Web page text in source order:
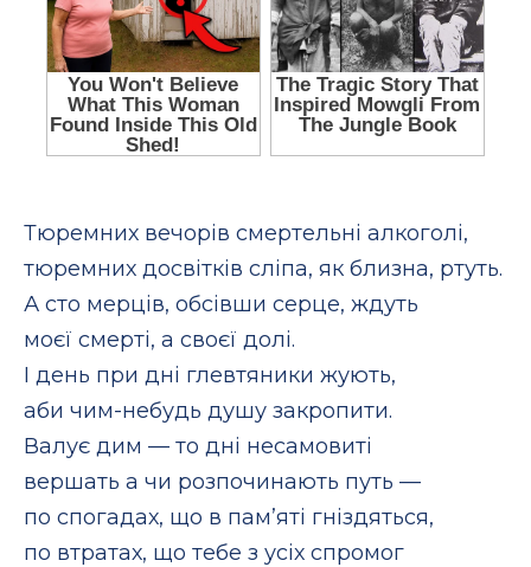
Тюремних вечорів смертельні алкоголі,
тюремних досвітків сліпа, як близна, ртуть.
А сто мерців, обсівши серце, ждуть
моєї смерті, а своєї долі.
І день при дні глевтяники жують,
аби чим-небудь душу закропити.
Валує дим — то дні несамовиті
вершать а чи розпочинають путь —
по спогадах, що в пам’яті гніздяться,
по втратах, що тебе з усіх спромог